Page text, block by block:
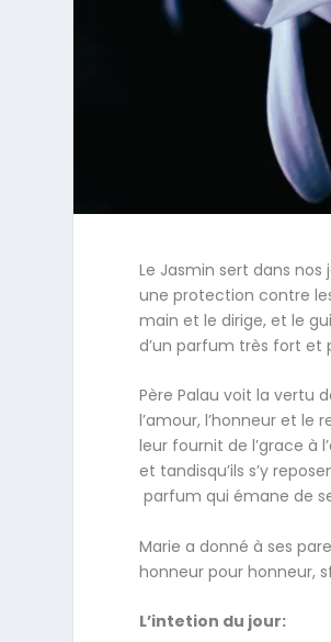
Le Jasmin sert dans nos
une protection contre
main et le dirige, et le
d’un parfum très fort et
Père Palau voit la vertu
l’amour, l’honneur et le
leur fournit de l’grace à
et tandisqu’ils s’y
parfum qui émane de
Marie a donné à ses
honneur pour honneur,
L’intetion du jour: